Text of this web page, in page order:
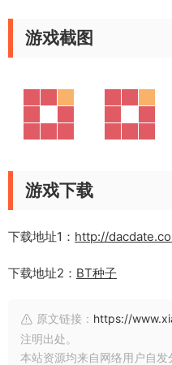
游戏截图
游戏下载
下载地址1： http://
下载地址2： BT种子
原文链接： https://
注明出处。
本站资源均来自网络用户自